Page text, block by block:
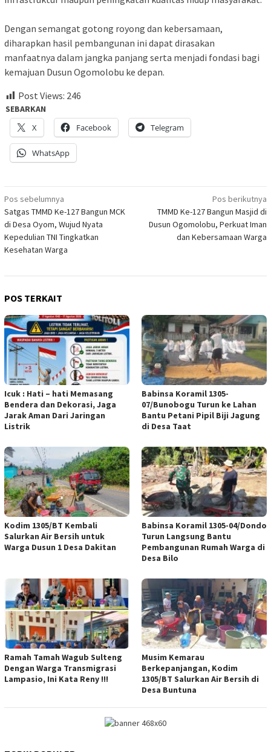
Dengan semangat gotong royong dan kebersamaan,
diharapkan hasil pembangunan ini dapat dirasakan
manfaatnya dalam jangka panjang serta menjadi fondasi bagi
kemajuan Dusun Ogomolobu ke depan.
Post Views: 246
SEBARKAN
X
Facebook Telegram
WhatsApp
Navigasi
pos
Pos sebelumnya
Satgas TMMD Ke-127 Bangun MCK
di Desa Oyom, Wujud Nyata
Kepedulian TNI Tingkatkan
Kesehatan Warga
Pos berikutnya
TMMD Ke-127 Bangun Masjid di
Dusun Ogomolobu, Perkuat Iman
dan Kebersamaan Warga
POS TERKAIT
Icuk : Hati – hati Memasang
Bendera dan Dekorasi, Jaga
Jarak Aman Dari Jaringan
Listrik
Babinsa Koramil 1305-
07/Bunobogu Turun ke Lahan
Bantu Petani Pipil Biji Jagung
di Desa Taat
Kodim 1305/BT Kembali
Salurkan Air Bersih untuk
Warga Dusun 1 Desa Dakitan
Babinsa Koramil 1305-04/Dondo
Turun Langsung Bantu
Pembangunan Rumah Warga di
Desa Bilo
Ramah Tamah Wagub Sulteng
Dengan Warga Transmigrasi
Lampasio, Ini Kata Reny !!!
Musim Kemarau
Berkepanjangan, Kodim
1305/BT Salurkan Air Bersih di
Desa Buntuna